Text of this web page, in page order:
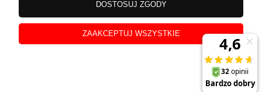
O NAS
DOŁĄCZ DO GRONA ZADOWOLONYCH UŻYTKOWNIKÓW!
DOSTOSUJ ZGODY
ZAAKCEPTUJ WSZYSTKIE